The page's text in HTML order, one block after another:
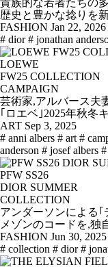
貴族的な若者たちの
歴史と豊かな捻りを
FASHION Jan 22, 2026
# dior # jonathan
LOEWE
FW25 COLLECTION
CAMPAIGN
芸術家,アルバース夫
｢ロエベ｣2025年秋冬
ART Sep 3, 2025
# anni albers # art #
anderson # josef albers
PFW SS26
DIOR SUMMER
COLLECTION
アンダーソンによる
メゾンのコードを,独
FASHION Jun 30, 2025
# collection # dior #